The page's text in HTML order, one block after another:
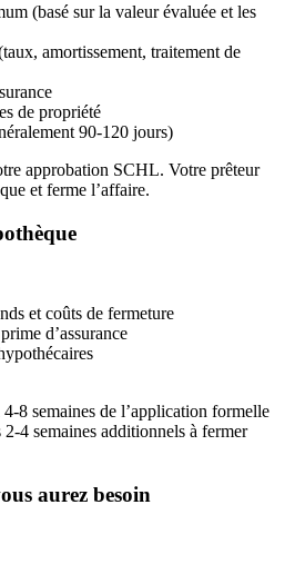
(basé sur la valeur évaluée et les
amortissement, traitement de
de propriété
90-120 jours)
approbation SCHL. Votre prêteur
et ferme l’affaire.
et coûts de fermeture
d’assurance
4-8 semaines de l’application formelle
4 semaines additionnels à fermer
aurez besoin